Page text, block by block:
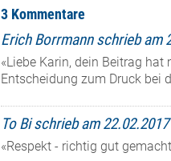
3 Kommentare
Erich Borrmann schrieb am
«Liebe Karin, dein Beitrag
Entscheidung zum Druck bei
To Bi schrieb am 22.02.2017
«Respekt - richtig gut